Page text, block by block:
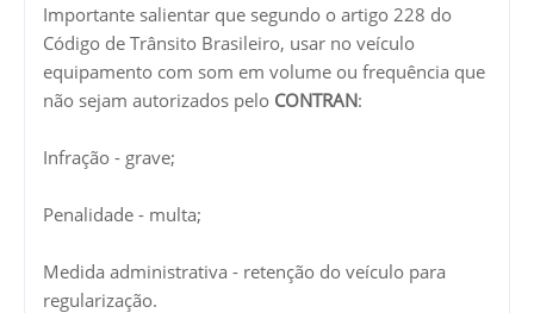
Importante salientar que segundo o artigo 228 do
Código de Trânsito Brasileiro, usar no veículo
equipamento com som em volume ou frequência que
não sejam autorizados pelo CONTRAN:
Infração - grave;
Penalidade - multa;
Medida administrativa - retenção do veículo para
regularização.